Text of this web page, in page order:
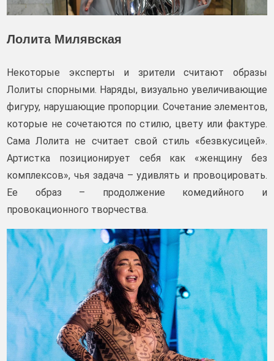
Лолита Милявская
Некоторые эксперты и зрители считают образы
Лолиты спорными. Наряды, визуально увеличивающие
фигуру, нарушающие пропорции. Сочетание элементов,
которые не сочетаются по стилю, цвету или фактуре.
Сама Лолита не считает свой стиль «безвкусицей».
Артистка позиционирует себя как «женщину без
комплексов», чья задача – удивлять и провоцировать.
Ее образ – продолжение комедийного и
провокационного творчества.